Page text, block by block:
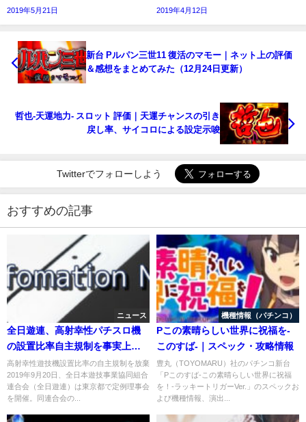
2019年5月21日 2019年4月12日
新台 Pルパン三世11 復活のマモー｜ネット上の評価
＆感想をまとめてみた（12月24日更新）
哲也-天運地力- スロット 評価｜天運チャンスの引き
戻し率、サイコロによる設定示唆
Twitterでフォローしよう
おすすめの記事
ニュース
全日遊連、高射幸性パチスロ機
の設置比率自主規制を事実上放
棄
高射幸性遊技機設置比率の自主規制を放棄
2019年9月20日、全日本遊技事業協同組合
連合会（全日遊連）は東京都で定例理事会
を開催。同連合会の...
機種情報（パチンコ）
Pこの素晴らしい世界に祝福を-
このすば-｜スペック・攻略情報
豊丸（TOYOMARU）社のパチンコ新台
「Pこのすば-この素晴らしい世界に祝福
を！-ラッキートリガーVer.」のスペックお
よび機種情報、演出...